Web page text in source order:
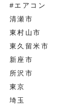
#エアコン
清瀬市
東村山市
東久留米市
新座市
所沢市
東京
埼玉